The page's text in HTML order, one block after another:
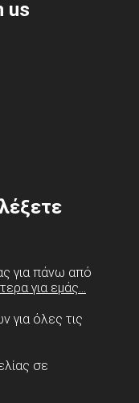
us
για πάνω από
για εμάς...
για όλες τις
σε